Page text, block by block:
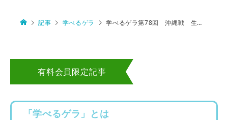
記事 学べるゲラ 学べるゲラ第78回 沖縄戦 生死を分けた小指の痛み
有料会員限定記事
「学べるゲラ」とは